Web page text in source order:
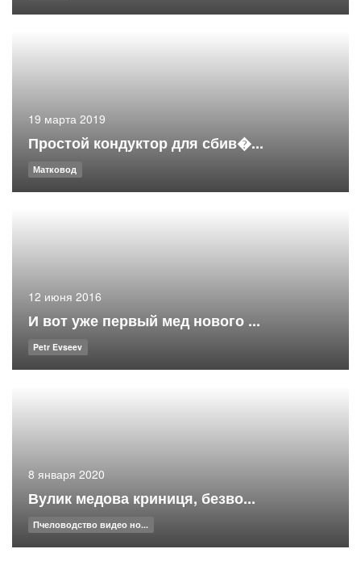
19 марта 2019
Простой кондуктор для сбив�...
Матковод
12 июня 2016
И вот уже первый мед нового ...
Petr Evseev
8 января 2020
Вулик медова криниця, безво...
Пчеловодство видео но...